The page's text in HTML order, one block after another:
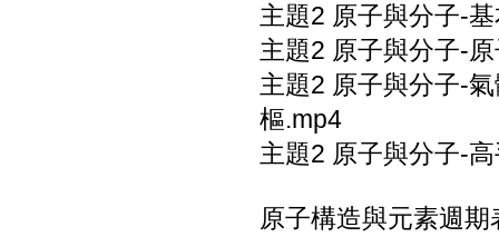
主題2 原子與分子-
主題2 原子與分子-
主題2 原子與分子-
樞.mp4
主題2 原子與分子-
原子構造與元素週期